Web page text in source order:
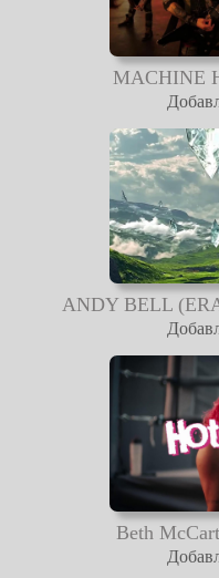
MACHINE
ANDY BELL
Beth